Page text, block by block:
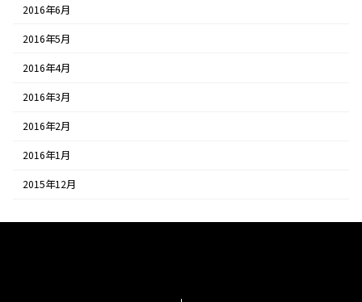
2016年6月
2016年5月
2016年4月
2016年3月
2016年2月
2016年1月
2015年12月